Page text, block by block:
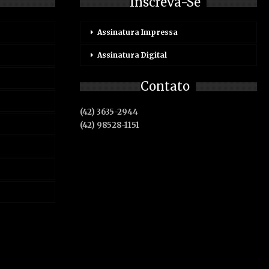
Assinatura Impressa
Assinatura Digital
Contato
(42) 3635-2944
(42) 98528-1151